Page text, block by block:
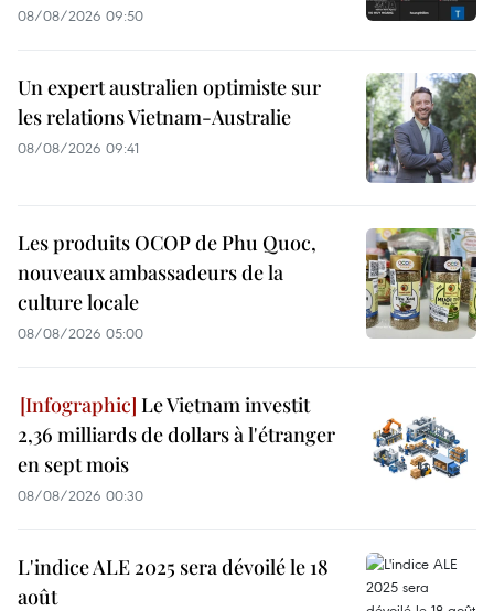
08/08/2026 09:50
Un expert australien optimiste sur
les relations Vietnam-Australie
08/08/2026 09:41
Les produits OCOP de Phu Quoc,
nouveaux ambassadeurs de la
culture locale
08/08/2026 05:00
Le Vietnam investit
2,36 milliards de dollars à l'étranger
en sept mois
08/08/2026 00:30
L'indice ALE 2025 sera dévoilé le 18
août